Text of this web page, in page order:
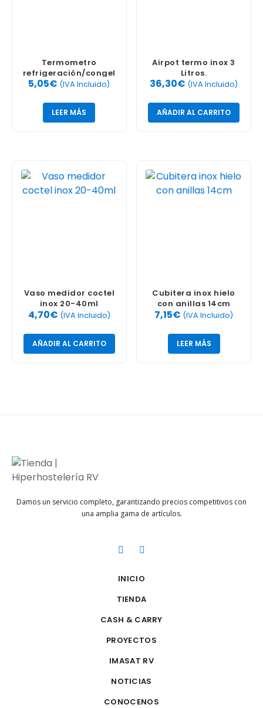
Termometro
refrigeración/congel
ación inox
5,05€ (IVA Incluido)
LEER MÁS
Airpot termo inox 3
Litros.
36,30€ (IVA Incluido)
AÑADIR AL CARRITO
Vaso medidor coctel
inox 20-40ml
4,70€ (IVA Incluido)
AÑADIR AL CARRITO
Cubitera inox hielo
con anillas 14cm
7,15€ (IVA Incluido)
LEER MÁS
Damos un servicio completo, garantizando precios competitivos con
una amplia gama de artículos.
INICIO
TIENDA
CASH & CARRY
PROYECTOS
IMASAT RV
NOTICIAS
CONOCENOS